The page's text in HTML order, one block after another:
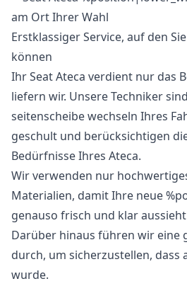
Erstklassiger Service, auf den
können
Ihr Seat Ateca verdient nur das
liefern wir. Unsere Techniker
seitenscheibe wechseln Ihres
geschult und berücksichtigen
Bedürfnisse Ihres Ateca.
Wir verwenden nur
Materialien, damit Ihre neue
genauso frisch und klar
Darüber hinaus führen wir eine
durch, um sicherzustellen,
wurde.